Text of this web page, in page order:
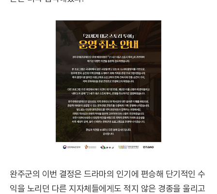
완주군의 이번 결정은 드라마의 인기에 편승해 단기적인 수
익을 노리던 다른 지자체들에게도 적지 않은 경종을 울리고